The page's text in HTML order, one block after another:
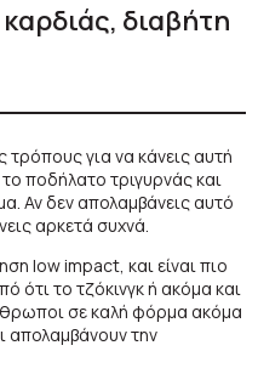
διαβήτη
για να κάνεις αυτή
ποδήλατο τριγυρνάς και
Αν δεν απολαμβάνεις αυτό
αρκετά συχνά.
low impact, και είναι πιο
ότι το τζόκινγκ ή ακόμα και
σε καλή φόρμα ακόμα
απολαμβάνουν την